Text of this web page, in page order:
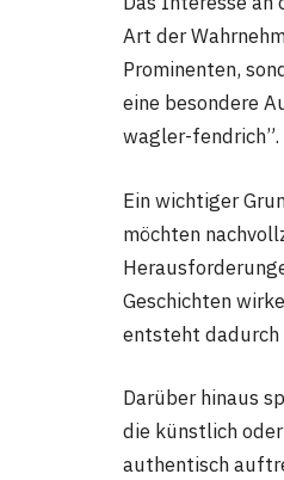
Art der
Prominenten,
eine besondere
wagler-fendrich”.
Ein wichtiger
möchten
Geschichten
entsteht dadurch
Darüber hinaus
die künstlich
authentisch